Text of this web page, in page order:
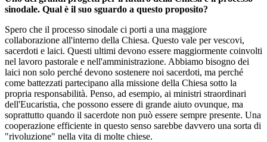
sinodale. Qual è il suo sguardo a questo proposito?
Spero che il processo sinodale ci porti a una maggiore
collaborazione all'interno della Chiesa. Questo vale per vescovi,
sacerdoti e laici. Questi ultimi devono essere maggiormente coinvolti
nel lavoro pastorale e nell'amministrazione. Abbiamo bisogno dei
laici non solo perché devono sostenere noi sacerdoti, ma perché
come battezzati partecipano alla missione della Chiesa sotto la
propria responsabilità. Penso, ad esempio, ai ministri straordinari
dell'Eucaristia, che possono essere di grande aiuto ovunque, ma
soprattutto quando il sacerdote non può essere sempre presente. Una
cooperazione efficiente in questo senso sarebbe davvero una sorta di
"rivoluzione" nella vita di molte chiese.